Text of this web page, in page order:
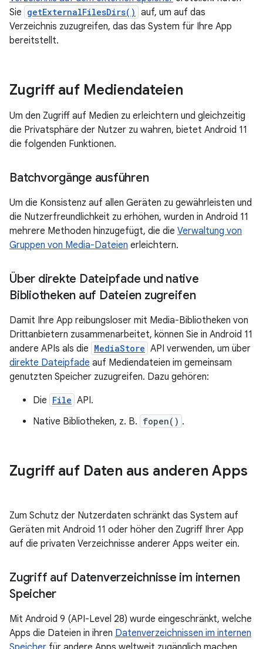
Sie getExternalFilesDirs() auf, um auf das
Verzeichnis zuzugreifen, das das System für Ihre App
bereitstellt.
Zugriff auf Mediendateien
Um den Zugriff auf Medien zu erleichtern und gleichzeitig
die Privatsphäre der Nutzer zu wahren, bietet Android 11
die folgenden Funktionen.
Batchvorgänge ausführen
Um die Konsistenz auf allen Geräten zu gewährleisten und
die Nutzerfreundlichkeit zu erhöhen, wurden in Android 11
mehrere Methoden hinzugefügt, die die Verwaltung von
Gruppen von Media-Dateien erleichtern.
Über direkte Dateipfade und native
Bibliotheken auf Dateien zugreifen
Damit Ihre App reibungsloser mit Media-Bibliotheken von
Drittanbietern zusammenarbeitet, können Sie in Android 11
andere APIs als die MediaStore API verwenden, um über
direkte Dateipfade auf Mediendateien im gemeinsam
genutzten Speicher zuzugreifen. Dazu gehören:
Die File API.
Native Bibliotheken, z. B. fopen() .
Zugriff auf Daten aus anderen Apps
Zum Schutz der Nutzerdaten schränkt das System auf
Geräten mit Android 11 oder höher den Zugriff Ihrer App
auf die privaten Verzeichnisse anderer Apps weiter ein.
Zugriff auf Datenverzeichnisse im internen
Speicher
Mit Android 9 (API-Level 28) wurde eingeschränkt, welche
Apps die Dateien in ihren Datenverzeichnissen im internen